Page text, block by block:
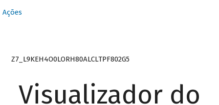
Ações
Z7_L9KEH4O0LORH80ALCLTPF802G5
Visualizador do